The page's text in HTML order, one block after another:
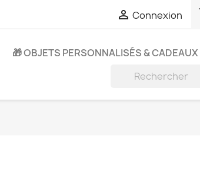
 Connexion
🎁 OBJETS PERSONNALISÉS & CADEAUX